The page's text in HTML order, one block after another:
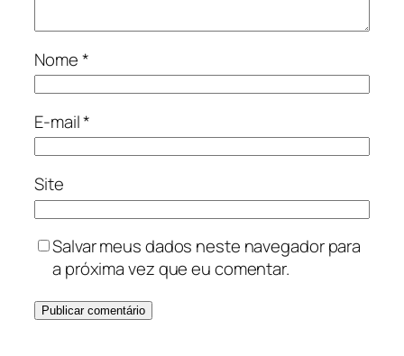
Nome*
E-mail*
Site
Salvar meus dados neste navegador para
a próxima vez que eu comentar.